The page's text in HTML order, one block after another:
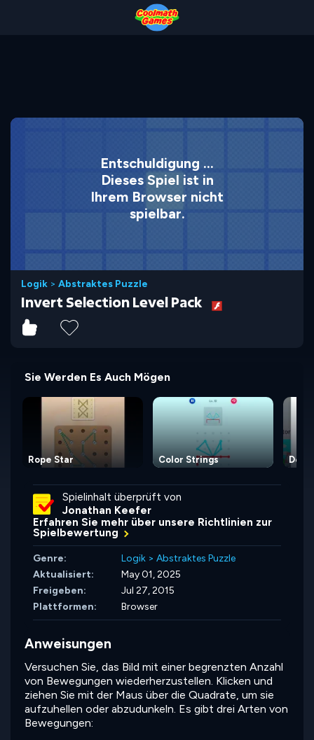
Entschuldigung ...
Dieses Spiel ist in
Ihrem Browser nicht
spielbar.
Logik > Abstraktes Puzzle
Invert Selection Level Pack
Sie Werden Es Auch Mögen
Rope Star Color Strings
Spielinhalt überprüft von
Jonathan Keefer
Erfahren Sie mehr über unsere Richtlinien zur
Spielbewertung
Genre: Logik > Abstraktes Puzzle
Aktualisiert:
May 01, 2025
Freigeben:
Jul 27, 2015
Plattformen:
Browser
Anweisungen
Versuchen Sie, das Bild mit einer begrenzten Anzahl
von Bewegungen wiederherzustellen. Klicken und
ziehen Sie mit der Maus über die Quadrate, um sie
aufzuhellen oder abzudunkeln. Es gibt drei Arten von
Bewegungen: